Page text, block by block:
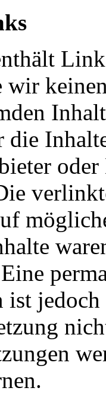
wir
die
oder